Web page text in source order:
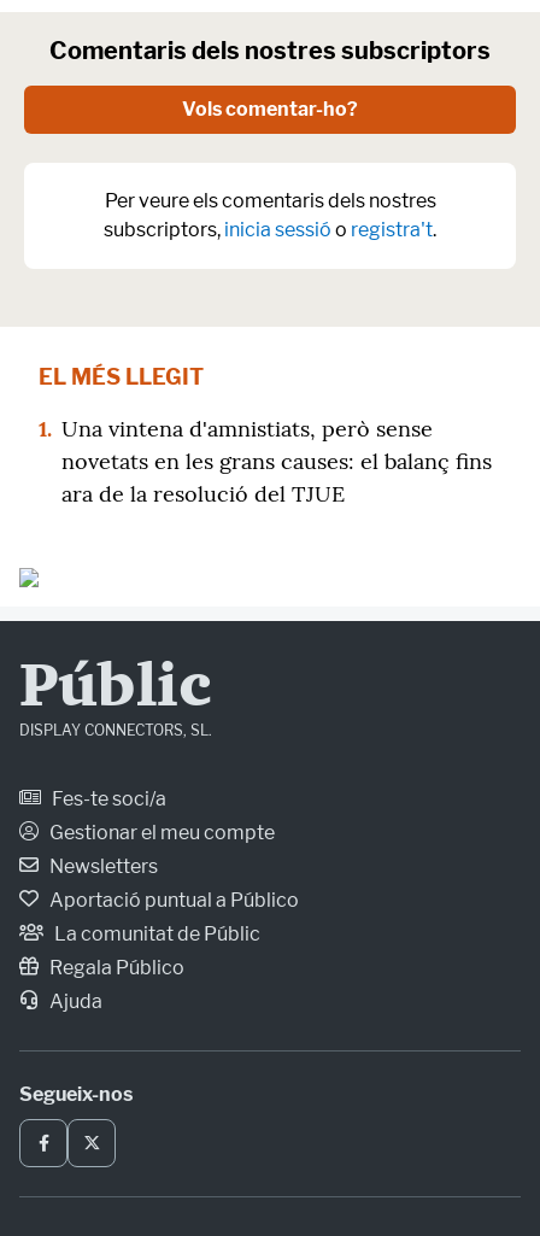
Comentaris dels nostres subscriptors
Vols comentar-ho?
Per veure els comentaris dels nostres
subscriptors, inicia sessió o registra't.
EL MÉS LLEGIT
1. Una vintena d'amnistiats, però sense
novetats en les grans causes: el balanç fins
ara de la resolució del TJUE
Públic
DISPLAY CONNECTORS, SL.
Fes-te soci/a
Gestionar el meu compte
Newsletters
Aportació puntual a Público
La comunitat de Públic
Regala Público
Ajuda
Segueix-nos